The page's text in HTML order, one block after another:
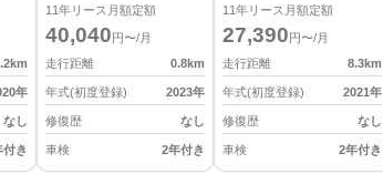
km
年
なし
付き
11年リース月額定額
40,040 円〜/月
走行距離
0.8km
年式(初度登録) 2023年
修復歴 なし
車検 2年付き
11年リース月額定額
27,390 円〜/月
走行距離
8.3km
年式(初度登録) 2021年
修復歴 なし
車検 2年付き